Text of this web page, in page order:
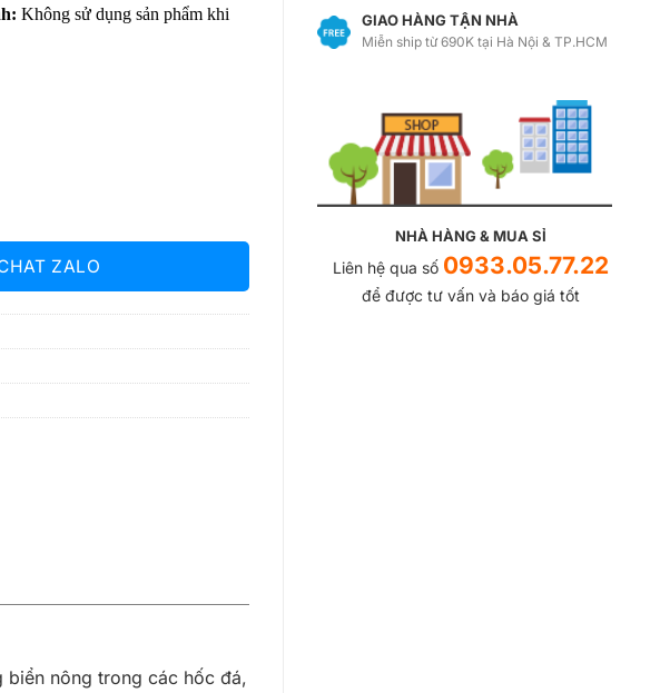
GIAO HÀNG TẬN NHÀ
Miễn ship từ 690K tại Hà Nội & TP.HCM
NHÀ HÀNG & MUA SỈ
Liên hệ qua số 0933.05.77.22
để được tư vấn và báo giá tốt
Không sử dụng sản phẩm khi
ZALO
nông trong các hốc đá,